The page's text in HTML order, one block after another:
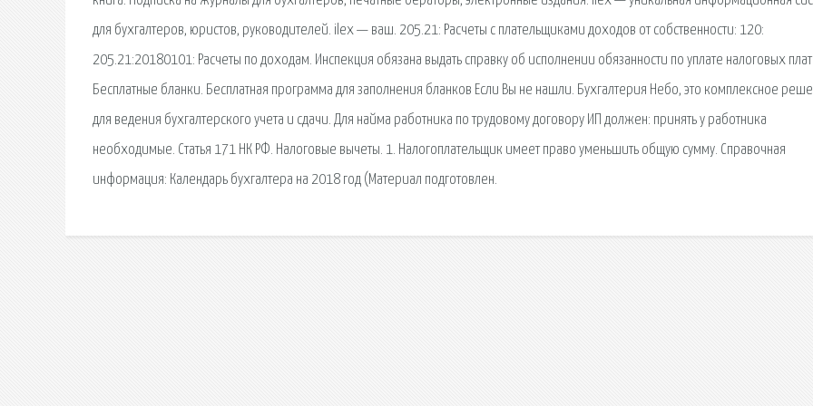
для бухгалтеров, юристов, руководителей. ilex — ваш. 205.21: Расчеты с плательщиками доходов от собственности: 120:
205.21:20180101: Расчеты по доходам. Инспекция обязана выдать справку об исполнении обязанности по уплате налоговых
Бесплатные бланки. Бесплатная программа для заполнения бланков Если Вы не нашли. Бухгалтерия Небо, это комплексное
для ведения бухгалтерского учета и сдачи. Для найма работника по трудовому договору ИП должен: принять у работника
необходимые. Статья 171 НК РФ. Налоговые вычеты. 1. Налогоплательщик имеет право уменьшить общую сумму. Справочная
информация: Календарь бухгалтера на 2018 год (Материал подготовлен.